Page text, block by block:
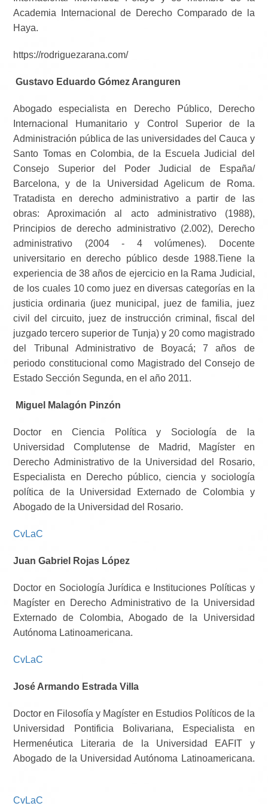
Academia Internacional de Derecho Comparado de la
Haya.
https://rodriguezarana.com/
Gustavo Eduardo Gómez Aranguren
Abogado especialista en Derecho Público, Derecho
Internacional Humanitario y Control Superior de la
Administración pública de las universidades del Cauca y
Santo Tomas en Colombia, de la Escuela Judicial del
Consejo Superior del Poder Judicial de España/
Barcelona, y de la Universidad Agelicum de Roma.
Tratadista en derecho administrativo a partir de las
obras: Aproximación al acto administrativo (1988),
Principios de derecho administrativo (2.002), Derecho
administrativo (2004 - 4 volúmenes). Docente
universitario en derecho público desde 1988.Tiene la
experiencia de 38 años de ejercicio en la Rama Judicial,
de los cuales 10 como juez en diversas categorías en la
justicia ordinaria (juez municipal, juez de familia, juez
civil del circuito, juez de instrucción criminal, fiscal del
juzgado tercero superior de Tunja) y 20 como magistrado
del Tribunal Administrativo de Boyacá; 7 años de
periodo constitucional como Magistrado del Consejo de
Estado Sección Segunda, en el año 2011.
Miguel Malagón Pinzón
Doctor en Ciencia Política y Sociología de la
Universidad Complutense de Madrid, Magíster en
Derecho Administrativo de la Universidad del Rosario,
Especialista en Derecho público, ciencia y sociología
política de la Universidad Externado de Colombia y
Abogado de la Universidad del Rosario.
CvLaC
Juan Gabriel Rojas López
Doctor en Sociología Jurídica e Instituciones Políticas y
Magíster en Derecho Administrativo de la Universidad
Externado de Colombia, Abogado de la Universidad
Autónoma Latinoamericana.
CvLaC
José Armando Estrada Villa
Doctor en Filosofía y Magíster en Estudios Políticos de la
Universidad Pontificia Bolivariana, Especialista en
Hermenéutica Literaria de la Universidad EAFIT y
Abogado de la Universidad Autónoma Latinoamericana.
CvLaC